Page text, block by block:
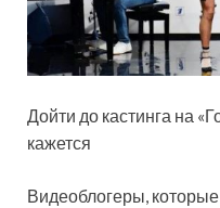
Дойти до кастинга на
кажется
Видеоблогеры,